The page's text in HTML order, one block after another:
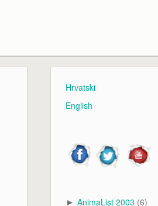
Hrvatski
English
► AnimaList 2003 (6)